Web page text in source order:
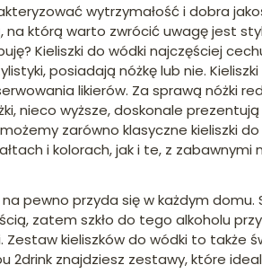
wytrzymałość i dobra
na którą warto zwrócić uwagę jest
Kieliszki do wódki najczęściej
posiadają nóżkę lub nie.
likierów. Za sprawą nóżki
nieco wyższe, doskonale
zarówno klasyczne kieliszki
i kolorach, jak i te, z
pewno przyda się w każdym domu.
zatem szkło do tego alkoholu
kieliszków do wódki to także
2drink znajdziesz zestawy, które